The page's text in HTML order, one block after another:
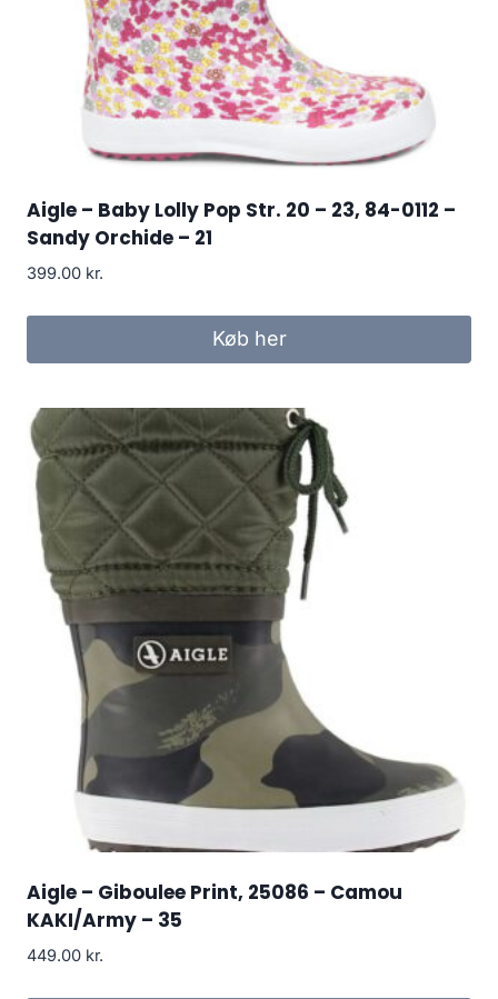
Aigle – Baby Lolly Pop Str. 20 – 23, 84-0112 –
Sandy Orchide – 21
399.00 kr.
Køb her
Aigle – Giboulee Print, 25086 – Camou
KAKI/Army – 35
449.00 kr.